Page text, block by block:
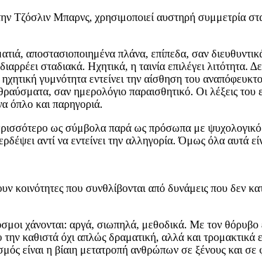
Μπαρνς, χρησιμοποιεί αυστηρή συμμετρία
αποστασιοποιημένα πλάνα, επίπεδα, σαν
σταδιακά. Ηχητικά, η ταινία επιλέγει
γυμνότητα εντείνει την αίσθηση του
σαν ημερολόγιο παραισθητικό. Οι λέξεις
όπλο και παρηγοριά.
ως σύμβολα παρά ως πρόσωπα με
αντί να εντείνει την αλληγορία. Όμως όλα αυτά
που συνθλίβονται από δυνάμεις που δεν
χάνονται: αργά, σιωπηλά, μεθοδικά. Με τον θόρυβο
όχι απλώς δραματική, αλλά και τρομακτικά
είναι η βίαιη μετατροπή ανθρώπων σε ξένους και